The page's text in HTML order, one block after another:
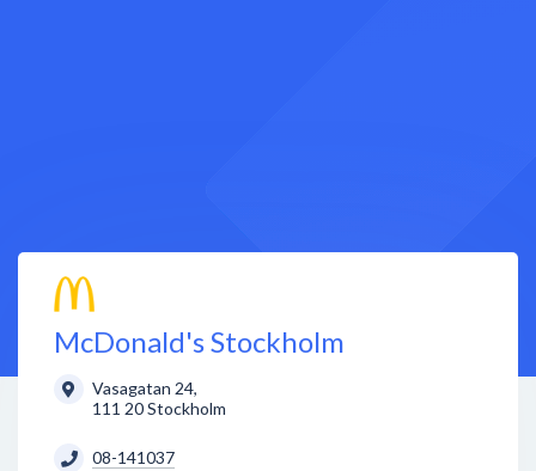
McDonald's Stockholm
Vasagatan 24,
111 20Stockholm
08-141037